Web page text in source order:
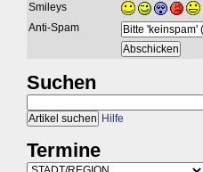
Smileys
Anti-Spam
Suchen
Hilfe
Termine